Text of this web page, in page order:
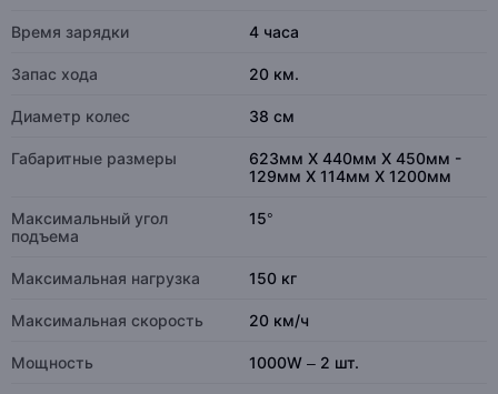
Время зарядки 4 часа
Запас хода 20 км.
Диаметр колес 38 см
Габаритные размеры
623мм Х 440мм Х 450мм -
129мм Х 114мм Х 1200мм
Максимальный угол
подъема
15°
Максимальная нагрузка 150 кг
Максимальная скорость 20 км/ч
Мощность 1000W – 2 шт.